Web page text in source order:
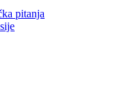
mlade, nauku,
pitanja